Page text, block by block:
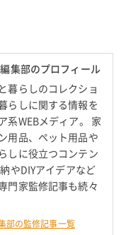
集部のプロフィール
暮らしのコレクショ
らしに関する情報を
系WEBメディア。 家
用品、ペット用品や
しに役立つコンテン
やDIYアイデアなど
門家監修記事も続々
部の監修記事一覧